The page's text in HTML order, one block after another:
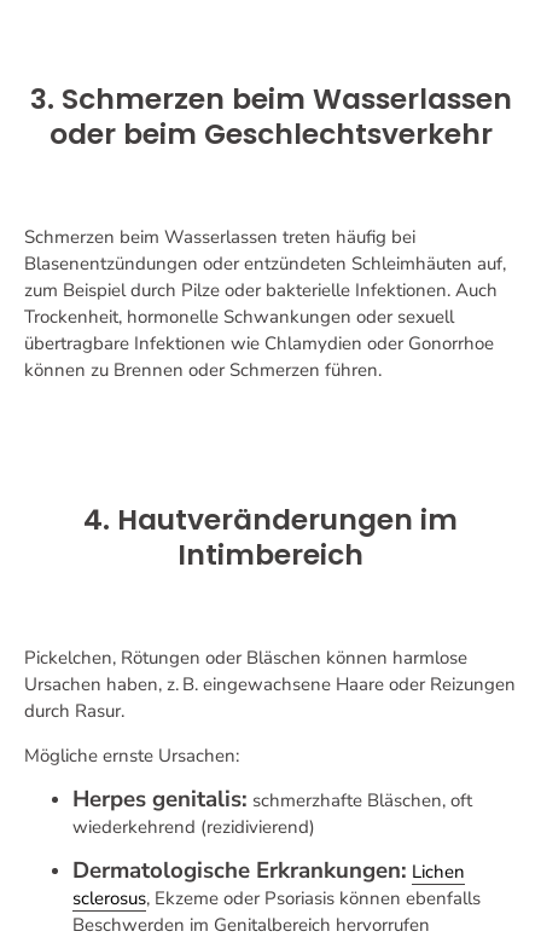
3. Schmerzen beim Wasserlassen
oder beim Geschlechtsverkehr
Schmerzen beim Wasserlassen treten häufig bei
Blasenentzündungen oder entzündeten Schleimhäuten auf,
zum Beispiel durch Pilze oder bakterielle Infektionen. Auch
Trockenheit, hormonelle Schwankungen oder sexuell
übertragbare Infektionen wie Chlamydien oder Gonorrhoe
können zu Brennen oder Schmerzen führen.
4. Hautveränderungen im
Intimbereich
Pickelchen, Rötungen oder Bläschen können harmlose
Ursachen haben, z. B. eingewachsene Haare oder Reizungen
durch Rasur.
Mögliche ernste Ursachen:
Herpes genitalis: schmerzhafte Bläschen, oft
wiederkehrend (rezidivierend)
Dermatologische Erkrankungen: Lichen
sclerosus, Ekzeme oder Psoriasis können ebenfalls
Beschwerden im Genitalbereich hervorrufen